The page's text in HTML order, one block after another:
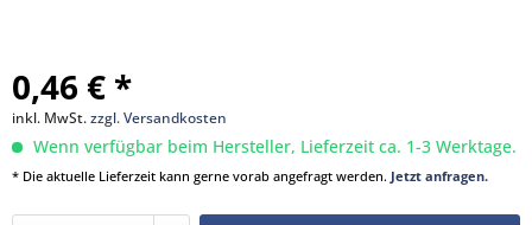
0,46 € *
inkl. MwSt.zzgl. Versandkosten
Wenn verfügbar beim Hersteller, Lieferzeit ca. 1-3 Werktage.
* Die aktuelle Lieferzeit kann gerne vorab angefragt werden. Jetzt anfragen.